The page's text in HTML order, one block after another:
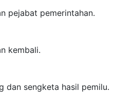
pejabat pemerintahan.
kembali.
dan sengketa hasil pemilu.